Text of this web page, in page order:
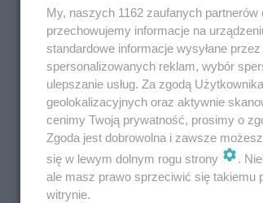
My, naszych 1162 zaufanych
przechowujemy informacje na
standardowe informacje wysyłane
spersonalizowanych reklam, wybór
ulepszanie usług. Za zgodą
geolokalizacyjnych oraz aktywnie
cenimy Twoją prywatność, prosimy o
Zgoda jest dobrowolna i zawsze
się w lewym dolnym rogu strony
.
ale masz prawo sprzeciwić się takiemu
witrynie.